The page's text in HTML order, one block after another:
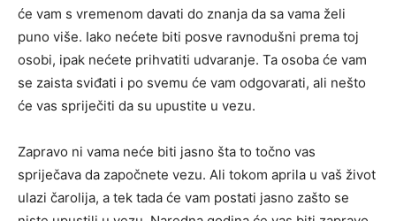
će vam s vremenom davati do znanja da sa vama želi
puno više. Iako nećete biti posve ravnodušni prema toj
osobi, ipak nećete prihvatiti udvaranje. Ta osoba će vam
se zaista sviđati i po svemu će vam odgovarati, ali nešto
će vas spriječiti da su upustite u vezu.
Zapravo ni vama neće biti jasno šta to točno vas
spriječava da započnete vezu. Ali tokom aprila u vaš život
ulazi čarolija, a tek tada će vam postati jasno zašto se